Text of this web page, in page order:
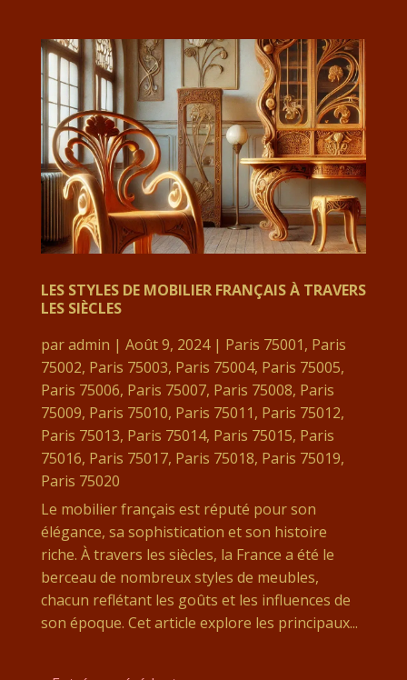
LES STYLES DE MOBILIER FRANÇAIS À TRAVERS
LES SIÈCLES
paradmin | Août 9, 2024| Paris 75001, Paris
75002, Paris 75003, Paris 75004, Paris 75005,
Paris 75006, Paris 75007, Paris 75008, Paris
75009, Paris 75010, Paris 75011, Paris 75012,
Paris 75013, Paris 75014, Paris 75015, Paris
75016, Paris 75017, Paris 75018, Paris 75019,
Paris 75020
Le mobilier français est réputé pour son
élégance, sa sophistication et son histoire
riche. À travers les siècles, la France a été le
berceau de nombreux styles de meubles,
chacun reflétant les goûts et les influences de
son époque. Cet article explore les principaux...